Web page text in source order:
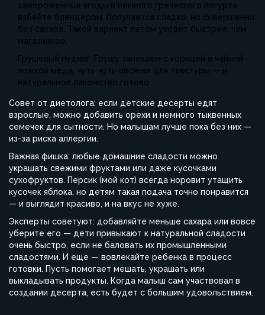
замороженные ягоды и немного греческого йогурта
взбейте блендером. Получается сладко, но совершенно
без сахара. Такой вариант летом уходит быстрее, чем
магазинное.
Грушевый пудинг. Грушу запекаем с корицей и чайной
ложкой мёда, чуть-чуть овсянки для текстуры — и
натуральное лакомство готово.
Совет от диетолога: если детские десерты едят
взрослые, можно добавить орехи и немного тыквенных
семечек для сытности. Но малышам лучше пока без них —
из-за риска аллергии.
Важная фишка: любые домашние сладости можно
украшать свежими фруктами или даже кусочками
сухофруктов. Персик (мой кот) всегда норовит утащить
кусочек яблока, но детям такая подача точно понравится
— и выглядит красиво, и на вкус не хуже.
Эксперты советуют: добавляйте меньше сахара или вовсе
уберите его — дети привыкают к натуральной сладости
очень быстро, если не баловать их промышленными
сладостями. И еще — вовлекайте ребенка в процесс
готовки. Пусть помогает мешать, украшать или
выкладывать продукты. Когда малыш сам участвовал в
создании десерта, есть будет с большим удовольствием.